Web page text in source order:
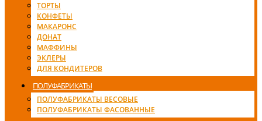
ТОРТЫ
КОНФЕТЫ
МАКАРОНС
ДОНАТ
МАФФИНЫ
ЭКЛЕРЫ
ДЛЯ КОНДИТЕРОВ
ПОЛУФАБРИКАТЫ
ПОЛУФАБРИКАТЫ ВЕСОВЫЕ
ПОЛУФАБРИКАТЫ ФАСОВАННЫЕ